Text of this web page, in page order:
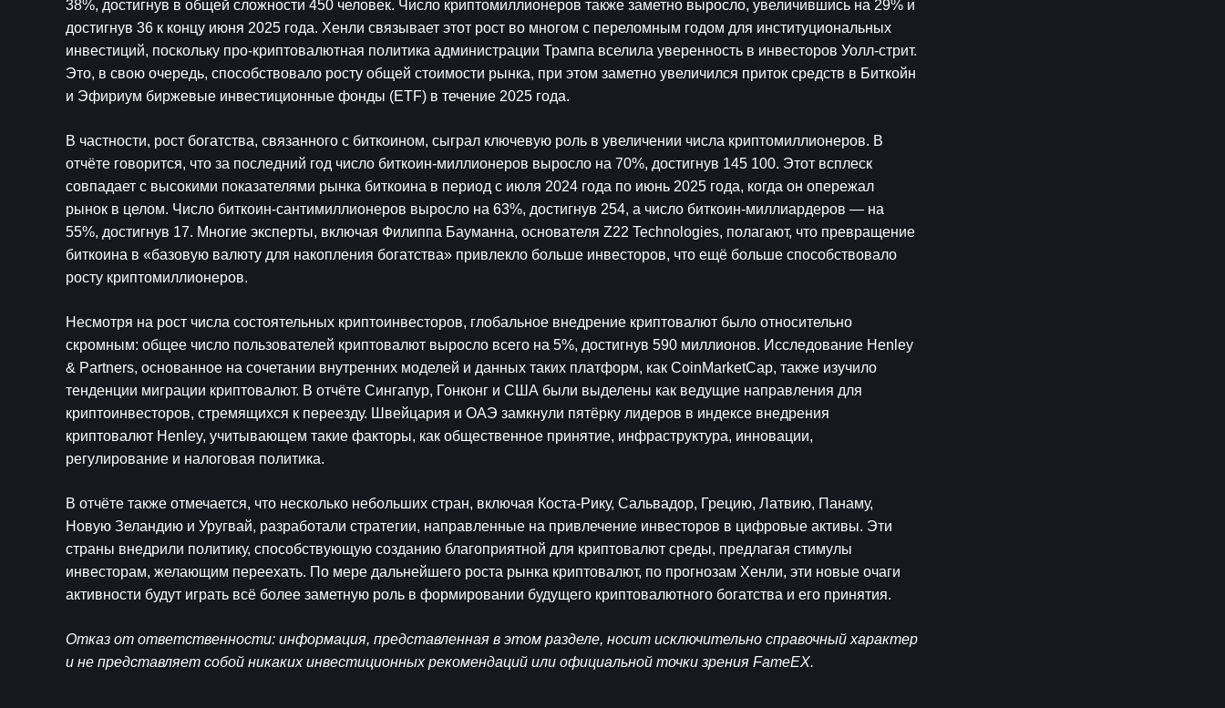
38%, достигнув в общей сложности 450 человек. Число криптомиллионеров также заметно выросло, увеличившись на 29% и
достигнув 36 к концу июня 2025 года. Хенли связывает этот рост во многом с переломным годом для институциональных
инвестиций, поскольку про-криптовалютная политика администрации Трампа вселила уверенность в инвесторов Уолл-стрит.
Это, в свою очередь, способствовало росту общей стоимости рынка, при этом заметно увеличился приток средств в Биткойн
и Эфириум биржевые инвестиционные фонды (ETF) в течение 2025 года.
В частности, рост богатства, связанного с биткоином, сыграл ключевую роль в увеличении числа криптомиллионеров. В
отчёте говорится, что за последний год число биткоин-миллионеров выросло на 70%, достигнув 145 100. Этот всплеск
совпадает с высокими показателями рынка биткоина в период с июля 2024 года по июнь 2025 года, когда он опережал
рынок в целом. Число биткоин-сантимиллионеров выросло на 63%, достигнув 254, а число биткоин-миллиардеров — на
55%, достигнув 17. Многие эксперты, включая Филиппа Бауманна, основателя Z22 Technologies, полагают, что превращение
биткоина в «базовую валюту для накопления богатства» привлекло больше инвесторов, что ещё больше способствовало
росту криптомиллионеров.
Несмотря на рост числа состоятельных криптоинвесторов, глобальное внедрение криптовалют было относительно
скромным: общее число пользователей криптовалют выросло всего на 5%, достигнув 590 миллионов. Исследование Henley
& Partners, основанное на сочетании внутренних моделей и данных таких платформ, как CoinMarketCap, также изучило
тенденции миграции криптовалют. В отчёте Сингапур, Гонконг и США были выделены как ведущие направления для
криптоинвесторов, стремящихся к переезду. Швейцария и ОАЭ замкнули пятёрку лидеров в индексе внедрения
криптовалют Henley, учитывающем такие факторы, как общественное принятие, инфраструктура, инновации,
регулирование и налоговая политика.
В отчёте также отмечается, что несколько небольших стран, включая Коста-Рику, Сальвадор, Грецию, Латвию, Панаму,
Новую Зеландию и Уругвай, разработали стратегии, направленные на привлечение инвесторов в цифровые активы. Эти
страны внедрили политику, способствующую созданию благоприятной для криптовалют среды, предлагая стимулы
инвесторам, желающим переехать. По мере дальнейшего роста рынка криптовалют, по прогнозам Хенли, эти новые очаги
активности будут играть всё более заметную роль в формировании будущего криптовалютного богатства и его принятия.
Отказ от ответственности: информация, представленная в этом разделе, носит исключительно справочный характер
и не представляет собой никаких инвестиционных рекомендаций или официальной точки зрения FameEX.